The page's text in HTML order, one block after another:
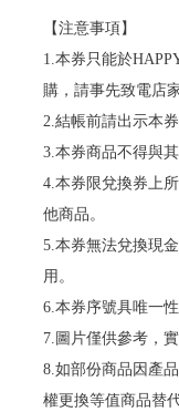
【注意事項】
1.本券只能於
購，請事先致電店
2.結帳前請出示本
3.本券商品不得與
4.本券限兌換券上
他商品。
5.本券無法兌換現
用。
6.本券序號具唯一
7.圖片僅供參考，
8.如部份商品因產
權更換等值商品替代